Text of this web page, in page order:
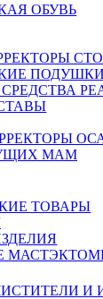
ОБУВЬ
МАМ
ТОВАРЫ
И